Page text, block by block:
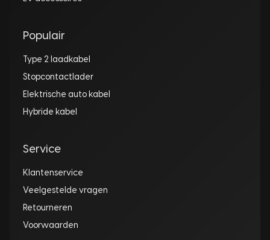
Populair
Type 2 laadkabel
Stopcontactlader
Elektrische auto kabel
Hybride kabel
Service
Klantenservice
Veelgestelde vragen
Retourneren
Voorwaarden